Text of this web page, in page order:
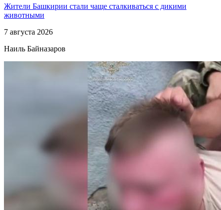
Жители Башкирии стали чаще сталкиваться с дикими
животными
7 августа 2026
Наиль Байназаров